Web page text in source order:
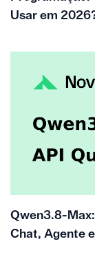
Usar em
Qwen3.8-
Chat, Agente